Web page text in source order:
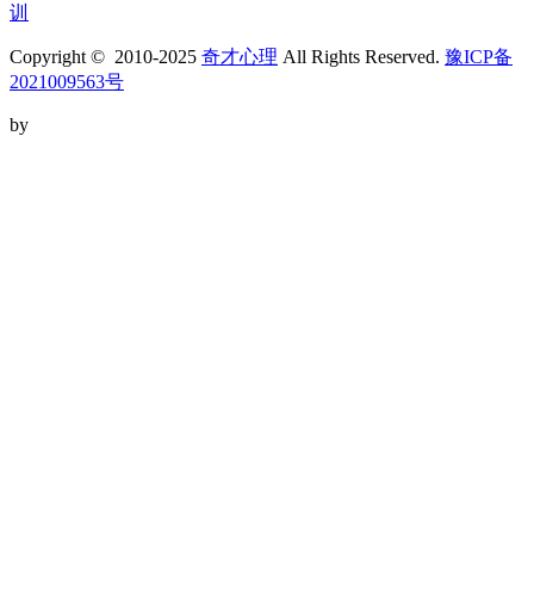
训
Copyright © 2010-2025 奇才心理 All Rights Reserved. 豫ICP备
2021009563号
by